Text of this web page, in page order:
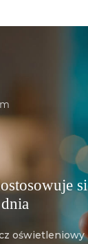
oświetleniowy